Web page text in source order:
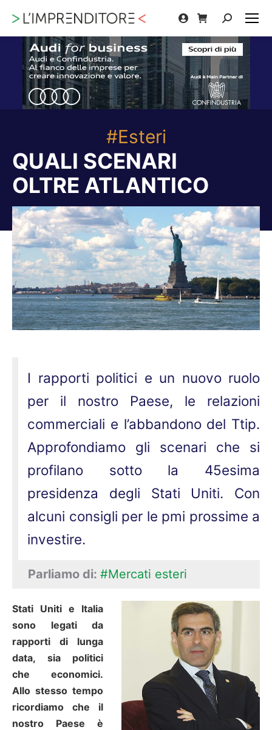
Cerca:
#Esteri
QUALI SCENARI
OLTRE ATLANTICO
Tu sei qui:
I rapporti politici e un nuovo ruolo
per il nostro Paese, le relazioni
commerciali e l’abbandono del Ttip.
Approfondiamo gli scenari che si
profilano sotto la 45esima
presidenza degli Stati Uniti. Con
alcuni consigli per le pmi prossime a
investire.
Parliamo di: #Mercati esteri
Stati Uniti e Italia
sono legati da
rapporti di lunga
data, sia politici
che economici.
Allo stesso tempo
ricordiamo che il
nostro Paese è